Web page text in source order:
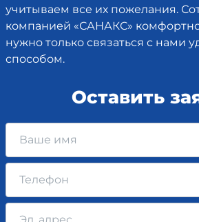
учитываем все их пожелания.
компанией «САНАКС»
нужно только связаться с нами
способом.
Оставить